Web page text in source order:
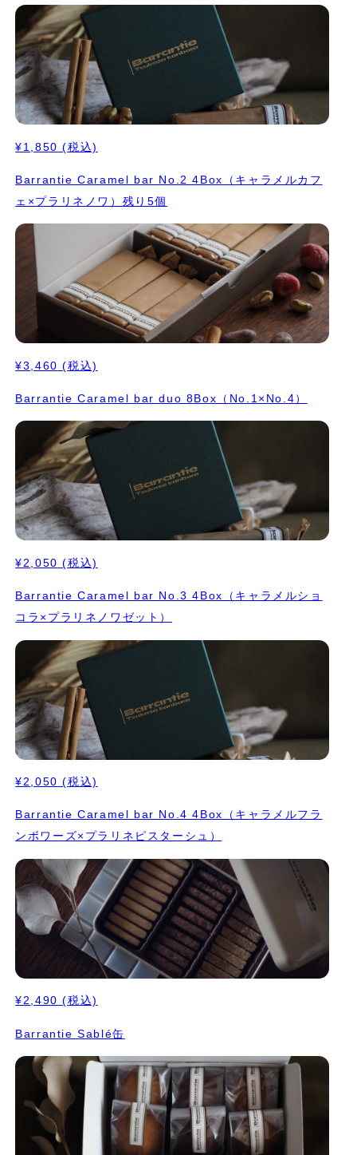
¥1,850 (税込)
Barrantie Caramel bar No.2 4Box（キャラメルカフ
ェ×プラリネノワ）残り5個
¥3,460 (税込)
Barrantie Caramel bar duo 8Box（No.1×No.4）
¥2,050 (税込)
Barrantie Caramel bar No.3 4Box（キャラメルショ
コラ×プラリネノワゼット）
¥2,050 (税込)
Barrantie Caramel bar No.4 4Box（キャラメルフラ
ンボワーズ×プラリネピスターシュ）
¥2,490 (税込)
Barrantie Sablé缶